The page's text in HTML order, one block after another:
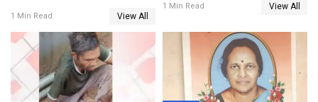
1 Min Read View All
1 Min Read View All